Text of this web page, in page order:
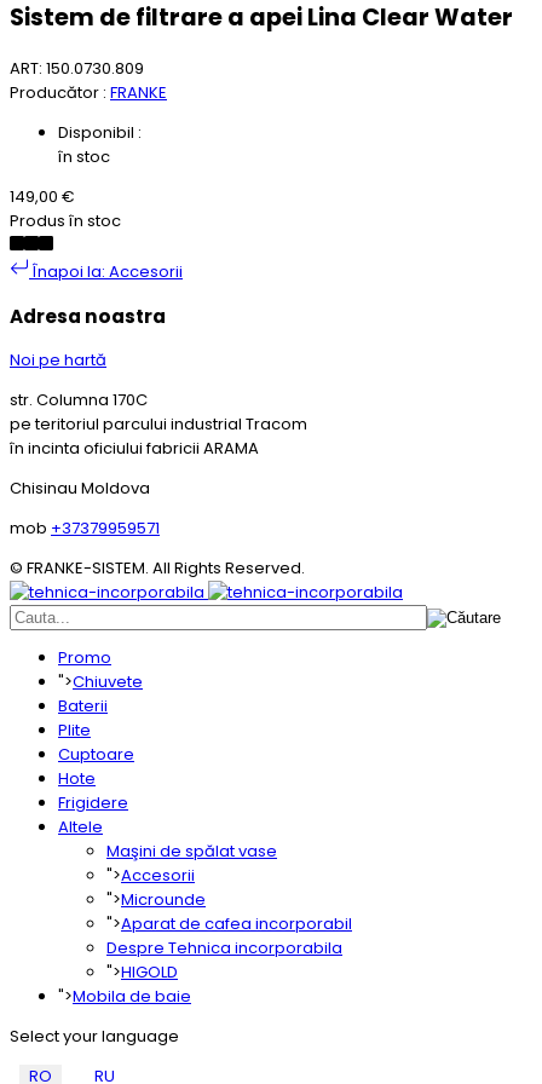
Sistem de filtrare a apei Lina Clear Water
ART: 150.0730.809
Producător : FRANKE
Disponibil :
în stoc
149,00 €
Produs în stoc
Înapoi la: Accesorii
Adresa noastra
Noi pe hartă
str. Columna 170C
pe teritoriul parcului industrial Tracom
în incinta oficiului fabricii ARAMA
Chisinau Moldova
mob +37379959571
© FRANKE-SISTEM. All Rights Reserved.
Promo
">Chiuvete
Baterii
Plite
Cuptoare
Hote
Frigidere
Altele
Maşini de spălat vase
">Accesorii
">Microunde
">Aparat de cafea incorporabil
Despre Tehnica incorporabila
">HIGOLD
">Mobila de baie
Select your language
RO
RU